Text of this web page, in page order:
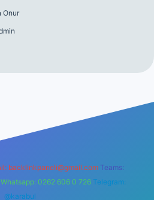
Onur
backlinkpaneli@gmail.com Teams:
Whatsapp: 0262 606 0 726 Telegram:
@karabul